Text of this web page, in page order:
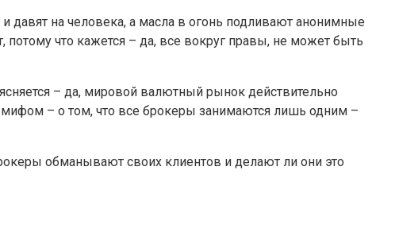
давят на человека, а масла в огонь подливают анонимные
что кажется – да, все вокруг правы, не может быть
– да, мировой валютный рынок действительно
– о том, что все брокеры занимаются лишь одним –
обманывают своих клиентов и делают ли они это